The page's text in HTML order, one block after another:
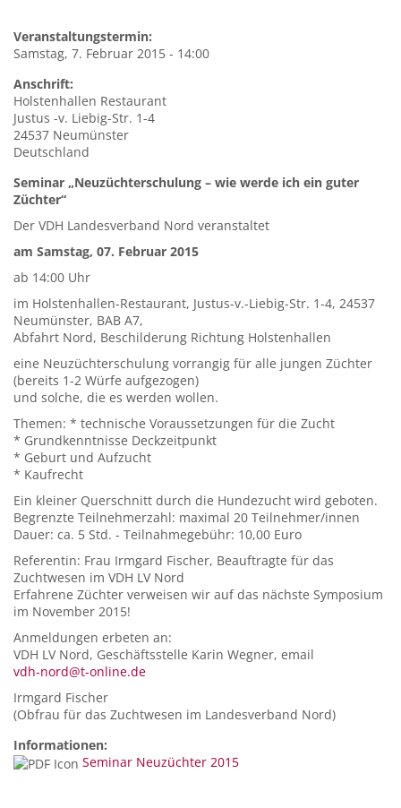
Veranstaltungstermin:
Samstag, 7. Februar 2015 - 14:00
Anschrift:
Holstenhallen Restaurant
Justus -v. Liebig-Str. 1-4
24537 Neumünster
Deutschland
Seminar „Neuzüchterschulung – wie werde ich ein guter
Züchter“
Der VDH Landesverband Nord veranstaltet
am Samstag, 07. Februar 2015
ab 14:00 Uhr
im Holstenhallen-Restaurant, Justus-v.-Liebig-Str. 1-4, 24537
Neumünster, BAB A7,
Abfahrt Nord, Beschilderung Richtung Holstenhallen
eine Neuzüchterschulung vorrangig für alle jungen Züchter
(bereits 1-2 Würfe aufgezogen)
und solche, die es werden wollen.
Themen: * technische Voraussetzungen für die Zucht
* Grundkenntnisse Deckzeitpunkt
* Geburt und Aufzucht
* Kaufrecht
Ein kleiner Querschnitt durch die Hundezucht wird geboten.
Begrenzte Teilnehmerzahl: maximal 20 Teilnehmer/innen
Dauer: ca. 5 Std. - Teilnahmegebühr: 10,00 Euro
Referentin: Frau Irmgard Fischer, Beauftragte für das
Zuchtwesen im VDH LV Nord
Erfahrene Züchter verweisen wir auf das nächste Symposium
im November 2015!
Anmeldungen erbeten an:
VDH LV Nord, Geschäftsstelle Karin Wegner, email
vdh-nord@t-online.de
Irmgard Fischer
(Obfrau für das Zuchtwesen im Landesverband Nord)
Informationen:
Seminar Neuzüchter 2015